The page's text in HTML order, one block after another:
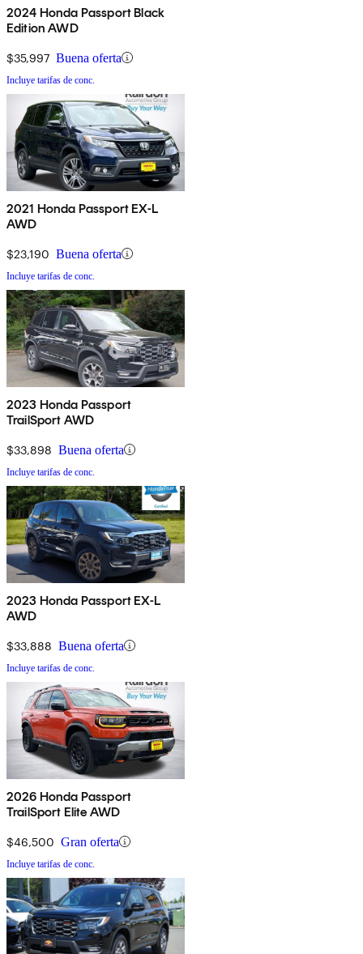
2024 Honda Passport Black
Edition AWD
$35,997 Buena oferta
Incluye tarifas de conc.
2021 Honda Passport EX-L
AWD
$23,190 Buena oferta
Incluye tarifas de conc.
2023 Honda Passport
TrailSport AWD
$33,898 Buena oferta
Incluye tarifas de conc.
2023 Honda Passport EX-L
AWD
$33,888 Buena oferta
Incluye tarifas de conc.
2026 Honda Passport
TrailSport Elite AWD
$46,500 Gran oferta
Incluye tarifas de conc.